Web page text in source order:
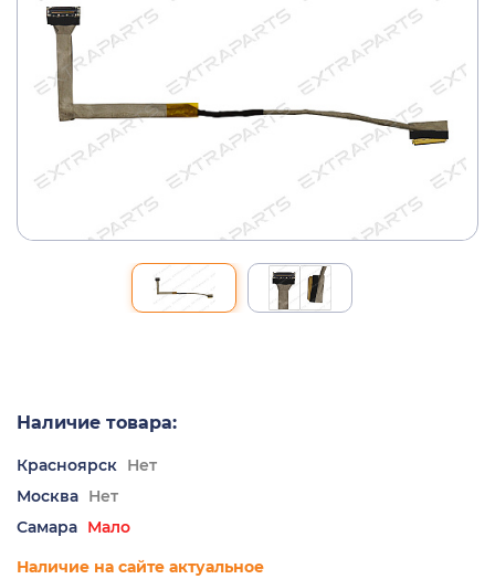
Наличие товара:
Красноярск Нет
Москва Нет
Самара Мало
Наличие на сайте актуальное